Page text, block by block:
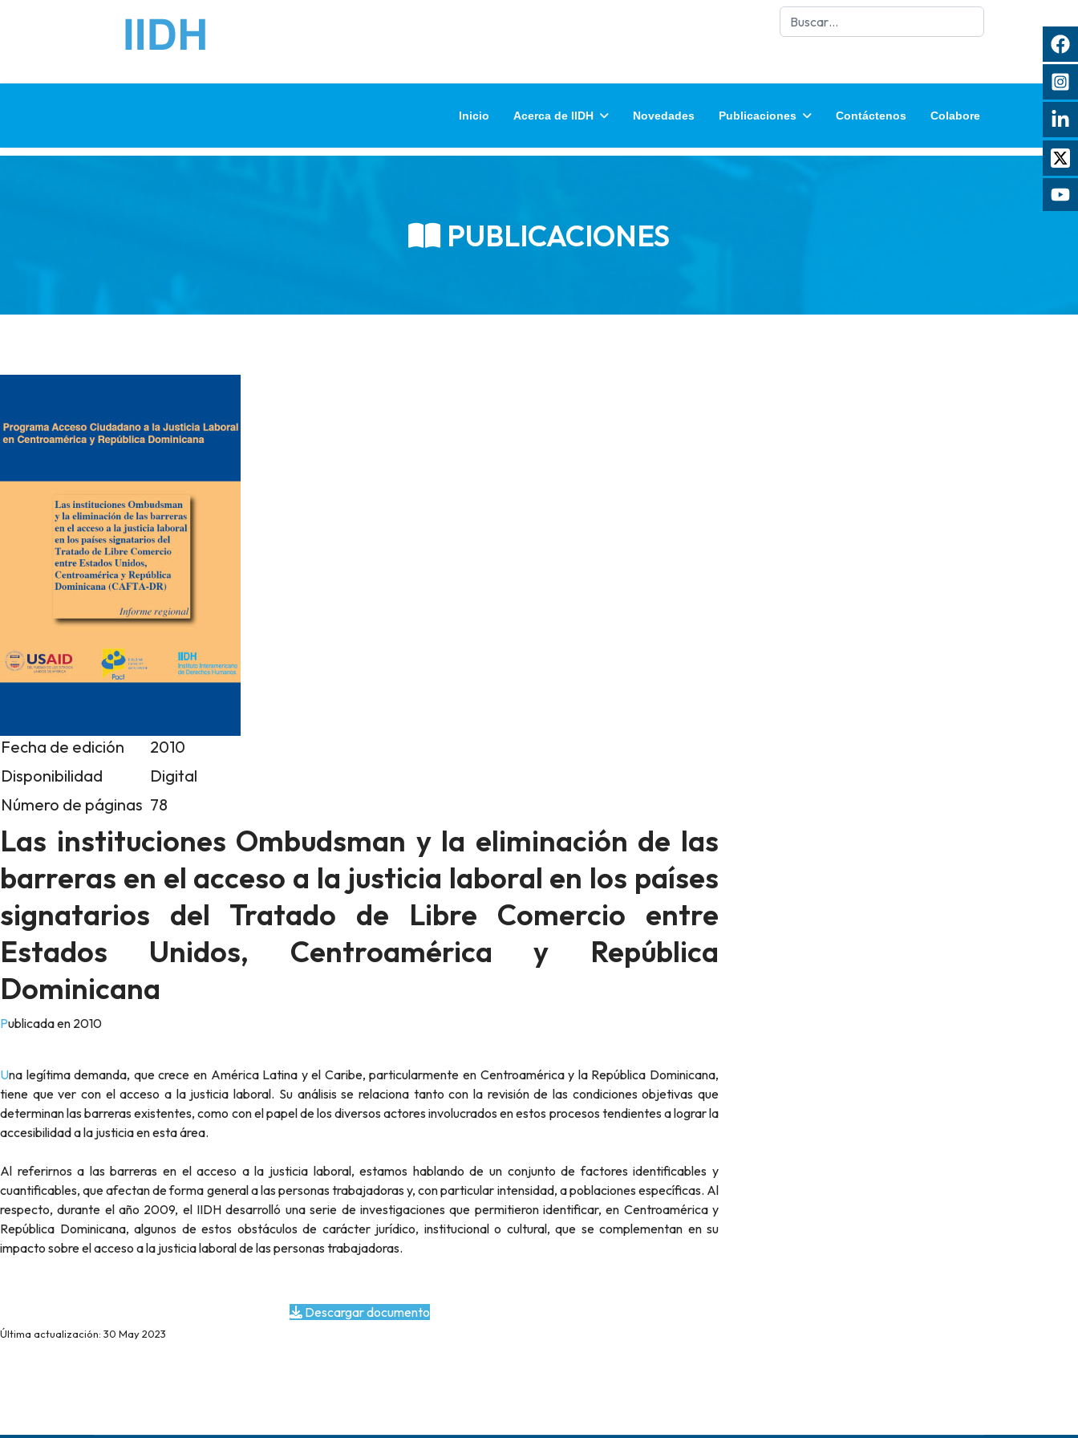
Buscar
Inicio Acerca de IIDH Novedades Publicaciones Contáctenos Colabore
PUBLICACIONES
Fecha de edición
2010
Disponibilidad
Digital
Número de páginas 78
Las instituciones Ombudsman y la eliminación de las
barreras en el acceso a la justicia laboral en los países
signatarios del Tratado de Libre Comercio entre
Estados Unidos, Centroamérica y República
Dominicana
Publicada en 2010
Una legítima demanda, que crece en América Latina y el Caribe, particularmente en Centroamérica y la República Dominicana,
tiene que ver con el acceso a la justicia laboral. Su análisis se relaciona tanto con la revisión de las condiciones objetivas que
determinan las barreras existentes, como con el papel de los diversos actores involucrados en estos procesos tendientes a lograr la
accesibilidad a la justicia en esta área.
Al referirnos a las barreras en el acceso a la justicia laboral, estamos hablando de un conjunto de factores identificables y
cuantificables, que afectan de forma general a las personas trabajadoras y, con particular intensidad, a poblaciones específicas. Al
respecto, durante el año 2009, el IIDH desarrolló una serie de investigaciones que permitieron identificar, en Centroamérica y
República Dominicana, algunos de estos obstáculos de carácter jurídico, institucional o cultural, que se complementan en su
impacto sobre el acceso a la justicia laboral de las personas trabajadoras.
Descargar documento
Última actualización: 30 May 2023